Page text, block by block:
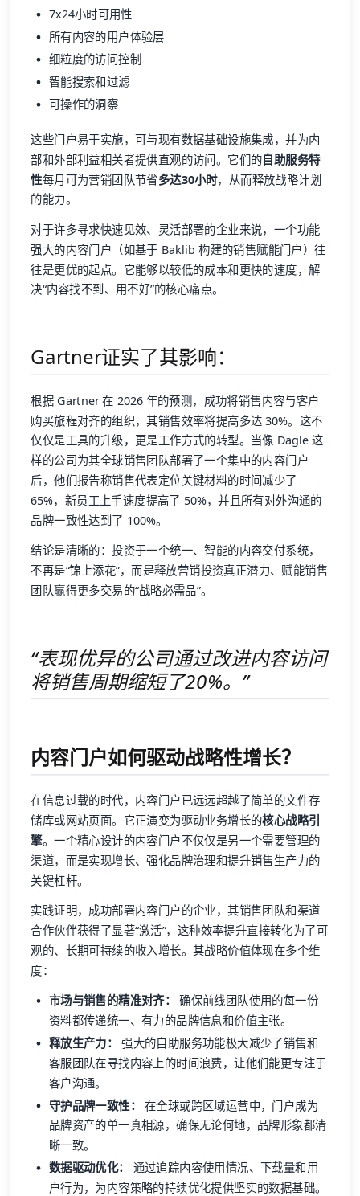
7x24小时可用性
所有内容的用户体验层
细粒度的访问控制
智能搜索和过滤
可操作的洞察
这些门户易于实施，可与现有数据基础设施集成，并为内
部和外部利益相关者提供直观的访问。它们的自助服务特
性每月可为营销团队节省多达30小时，从而释放战略计划
的能力。
对于许多寻求快速见效、灵活部署的企业来说，一个功能
强大的内容门户（如基于 Baklib 构建的销售赋能门户）往
往是更优的起点。它能够以较低的成本和更快的速度，解
决“内容找不到、用不好”的核心痛点。
Gartner证实了其影响：
根据 Gartner 在 2026 年的预测，成功将销售内容与客户
购买旅程对齐的组织，其销售效率将提高多达 30%。这不
仅仅是工具的升级，更是工作方式的转型。当像 Dagle 这
样的公司为其全球销售团队部署了一个集中的内容门户
后，他们报告称销售代表定位关键材料的时间减少了
65%，新员工上手速度提高了 50%，并且所有对外沟通的
品牌一致性达到了 100%。
结论是清晰的：投资于一个统一、智能的内容交付系统，
不再是“锦上添花”，而是释放营销投资真正潜力、赋能销售
团队赢得更多交易的“战略必需品”。
“表现优异的公司通过改进内容访问
将销售周期缩短了20%。”
内容门户如何驱动战略性增长？
在信息过载的时代，内容门户已远远超越了简单的文件存
储库或网站页面。它正演变为驱动业务增长的核心战略引
擎。一个精心设计的内容门户不仅仅是另一个需要管理的
渠道，而是实现增长、强化品牌治理和提升销售生产力的
关键杠杆。
实践证明，成功部署内容门户的企业，其销售团队和渠道
合作伙伴获得了显著“激活”，这种效率提升直接转化为了可
观的、长期可持续的收入增长。其战略价值体现在多个维
度：
市场与销售的精准对齐：
确保前线团队使用的每一份
资料都传递统一、有力的品牌信息和价值主张。
释放生产力：
强大的自助服务功能极大减少了销售和
客服团队在寻找内容上的时间浪费，让他们能更专注于
客户沟通。
守护品牌一致性：
在全球或跨区域运营中，门户成为
品牌资产的单一真相源，确保无论何地，品牌形象都清
晰一致。
数据驱动优化：
通过追踪内容使用情况、下载量和用
户行为，为内容策略的持续优化提供坚实的数据基础。